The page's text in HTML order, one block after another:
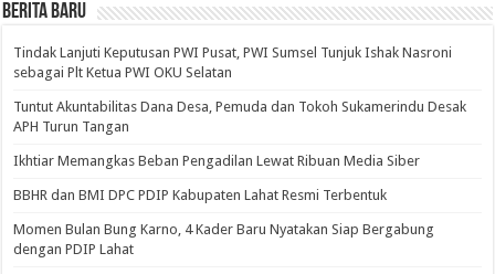
BERITA BARU
Tindak Lanjuti Keputusan PWI Pusat, PWI Sumsel Tunjuk Ishak Nasroni
sebagai Plt Ketua PWI OKU Selatan
Tuntut Akuntabilitas Dana Desa, Pemuda dan Tokoh Sukamerindu Desak
APH Turun Tangan
Ikhtiar Memangkas Beban Pengadilan Lewat Ribuan Media Siber
BBHR dan BMI DPC PDIP Kabupaten Lahat Resmi Terbentuk
Momen Bulan Bung Karno, 4 Kader Baru Nyatakan Siap Bergabung
dengan PDIP Lahat